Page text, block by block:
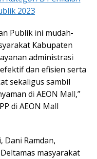
2023
Publik ini mudah-
Kabupaten
administrasi
dan efisien serta
sekaligus sambil
di AEON Mall,”
di AEON Mall
Dani Ramdan,
masyarakat